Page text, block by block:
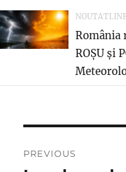
România
ROȘU și
PREVIOUS